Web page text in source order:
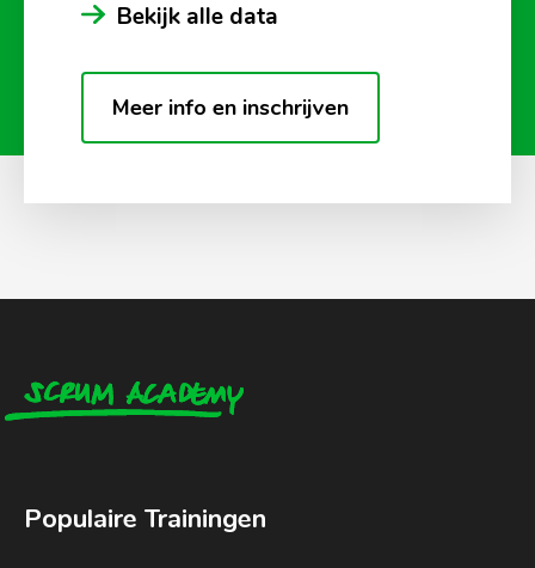
Bekijk alle data
Meer info en inschrijven
Populaire Trainingen